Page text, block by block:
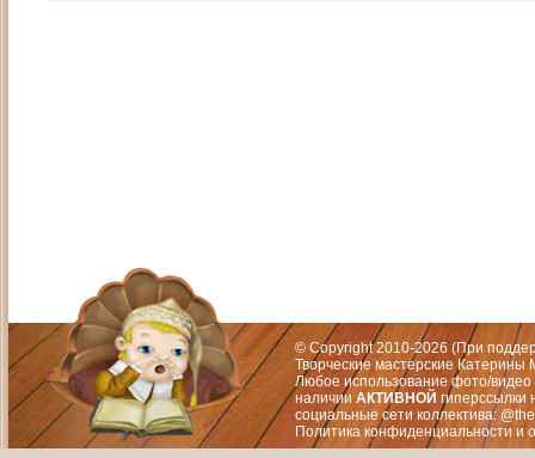
© Copyright 2010-2026 (При
Творческие мастерские
Любое использование фото/видео
наличии АКТИВНОЙ гиперссылки
социальные сети коллектива:
Политика конфиденциальности и